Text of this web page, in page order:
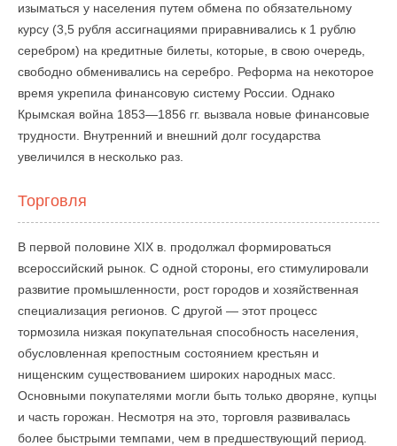
изыматься у населения путем обмена по обязательному
курсу (3,5 рубля ассигнациями приравнивались к 1 рублю
серебром) на кредитные билеты, которые, в свою очередь,
свободно обменивались на серебро. Реформа на некоторое
время укрепила финансовую систему России. Однако
Крымская война 1853—1856 гг. вызвала новые финансовые
трудности. Внутренний и внешний долг государства
увеличился в несколько раз.
Торговля
В первой половине XIX в. продолжал формироваться
всероссийский рынок. С одной стороны, его стимулировали
развитие промышленности, рост городов и хозяйственная
специализация регионов. С другой — этот процесс
тормозила низкая покупательная способность населения,
обусловленная крепостным состоянием крестьян и
нищенским существованием широких народных масс.
Основными покупателями могли быть только дворяне, купцы
и часть горожан. Несмотря на это, торговля развивалась
более быстрыми темпами, чем в предшествующий период.